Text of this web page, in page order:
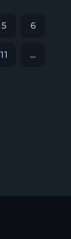
5 6
11 ...